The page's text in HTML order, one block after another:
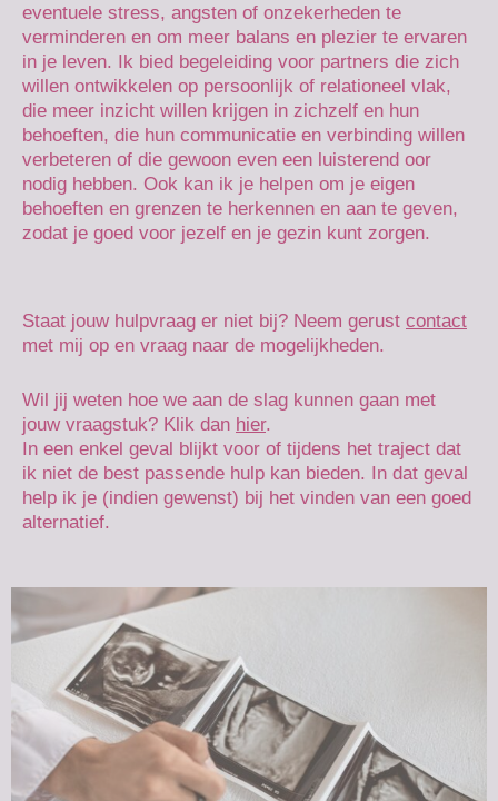
eventuele stress, angsten of onzekerheden te
verminderen en om meer balans en plezier te ervaren
in je leven. Ik bied begeleiding voor partners die zich
willen ontwikkelen op persoonlijk of relationeel vlak,
die meer inzicht willen krijgen in zichzelf en hun
behoeften, die hun communicatie en verbinding willen
verbeteren of die gewoon even een luisterend oor
nodig hebben. Ook kan ik je helpen om je eigen
behoeften en grenzen te herkennen en aan te geven,
zodat je goed voor jezelf en je gezin kunt zorgen.
Staat jouw hulpvraag er niet bij? Neem gerust contact
met mij op en vraag naar de mogelijkheden.
Wil jij weten hoe we aan de slag kunnen gaan met
jouw vraagstuk? Klik dan hier.
In een enkel geval blijkt voor of tijdens het traject dat
ik niet de best passende hulp kan bieden. In dat geval
help ik je (indien gewenst) bij het vinden van een goed
alternatief.